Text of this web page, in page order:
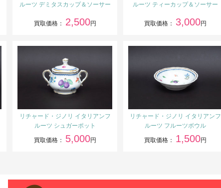
ルーツ デミタスカップ＆ソーサー
買取価格： 2,500円
ルーツ ティーカップ＆ソーサー
買取価格： 3,000円
リチャード・ジノリ イタリアンフ
ルーツ シュガーポット
買取価格： 5,000円
リチャード・ジノリ イタリアンフ
ルーツ フルーツボウル
買取価格： 1,500円